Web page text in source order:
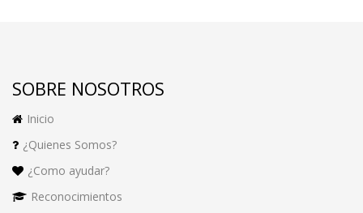
SOBRE NOSOTROS
Inicio
¿Quienes Somos?
¿Como ayudar?
Reconocimientos